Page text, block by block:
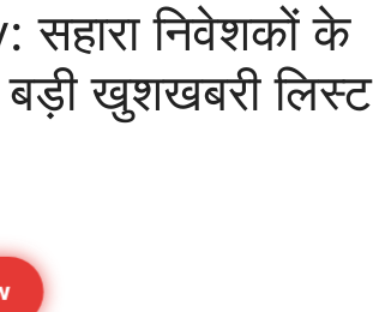
निवेशकों के
खुशखबरी लिस्ट